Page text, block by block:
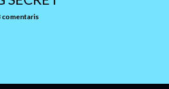
comentaris